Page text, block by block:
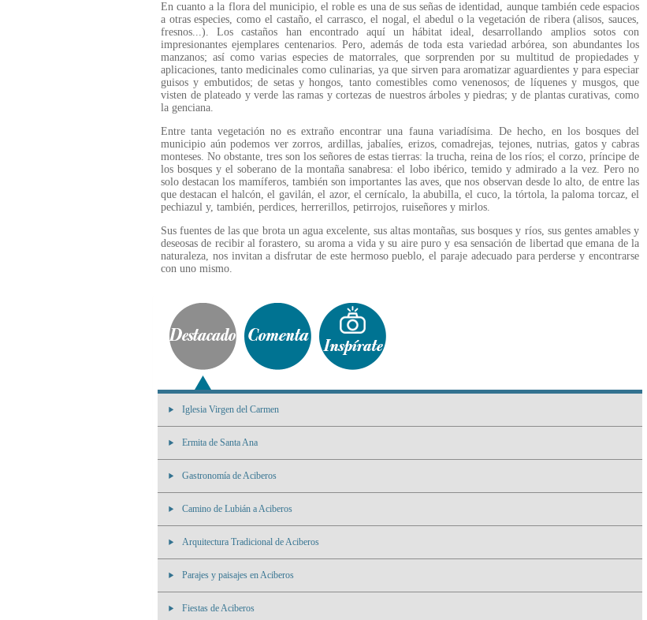
En cuanto a la flora del municipio, el roble es una de sus señas de identidad, aunque también cede espacios
a otras especies, como el castaño, el carrasco, el nogal, el abedul o la vegetación de ribera (alisos, sauces,
fresnos...). Los castaños han encontrado aquí un hábitat ideal, desarrollando amplios sotos con
impresionantes ejemplares centenarios. Pero, además de toda esta variedad arbórea, son abundantes los
manzanos; así como varias especies de matorrales, que sorprenden por su multitud de propiedades y
aplicaciones, tanto medicinales como culinarias, ya que sirven para aromatizar aguardientes y para especiar
guisos y embutidos; de setas y hongos, tanto comestibles como venenosos; de líquenes y musgos, que
visten de plateado y verde las ramas y cortezas de nuestros árboles y piedras; y de plantas curativas, como
la genciana.
Entre tanta vegetación no es extraño encontrar una fauna variadísima. De hecho, en los bosques del
municipio aún podemos ver zorros, ardillas, jabalíes, erizos, comadrejas, tejones, nutrias, gatos y cabras
monteses. No obstante, tres son los señores de estas tierras: la trucha, reina de los ríos; el corzo, príncipe de
los bosques y el soberano de la montaña sanabresa: el lobo ibérico, temido y admirado a la vez. Pero no
solo destacan los mamíferos, también son importantes las aves, que nos observan desde lo alto, de entre las
que destacan el halcón, el gavilán, el azor, el cernícalo, la abubilla, el cuco, la tórtola, la paloma torcaz, el
pechiazul y, también, perdices, herrerillos, petirrojos, ruiseñores y mirlos.
Sus fuentes de las que brota un agua excelente, sus altas montañas, sus bosques y ríos, sus gentes amables y
deseosas de recibir al forastero, su aroma a vida y su aire puro y esa sensación de libertad que emana de la
naturaleza, nos invitan a disfrutar de este hermoso pueblo, el paraje adecuado para perderse y encontrarse
con uno mismo.
Iglesia Virgen del Carmen
Ermita de Santa Ana
Gastronomía de Aciberos
Camino de Lubián a Aciberos
Arquitectura Tradicional de Aciberos
Parajes y paisajes en Aciberos
Fiestas de Aciberos